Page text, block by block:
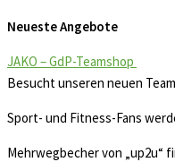
Neueste Angebote
JAKO – GdP-Teamshop
Besucht unseren neuen
Sport- und Fitness-Fans
Mehrwegbecher von „up2u“